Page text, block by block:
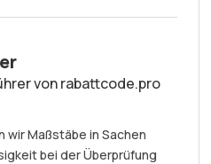
von rabattcode.pro
Maßstäbe in Sachen
bei der Überprüfung